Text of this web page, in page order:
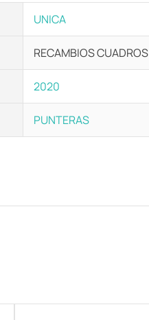
UNICA
RECAMBIOS CUADROS
2020
PUNTERAS